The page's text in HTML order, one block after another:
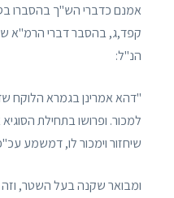
אמנם כדברי הש"ך בהסברו
קפד,ג, בהסבר דברי הרמ"א
הנ"ל:
"דהא אמרינן בגמרא הלוקח
למכור. ופרושו בתחילת
שיחזור וימכור לו, דמשמע
ומבואר שקנה בעל השטר, וזה